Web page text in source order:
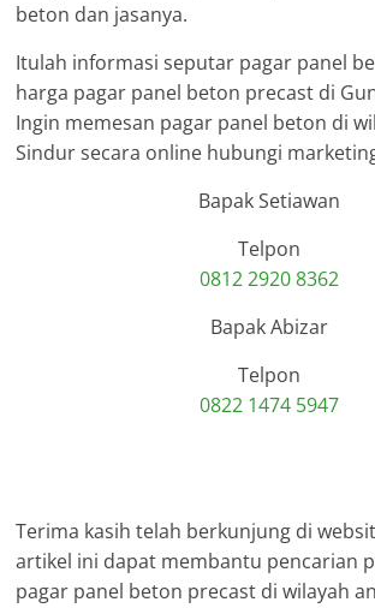
beton dan jasanya.
Itulah informasi seputar pagar panel
harga pagar panel beton precast di
Ingin memesan pagar panel beton di
Sindur secara online hubungi
Bapak Setiawan
Telpon
0812 2920 8362
Bapak Abizar
Telpon
0822 1474 5947
Terima kasih telah berkunjung di
artikel ini dapat membantu pencarian
pagar panel beton precast di wilayah